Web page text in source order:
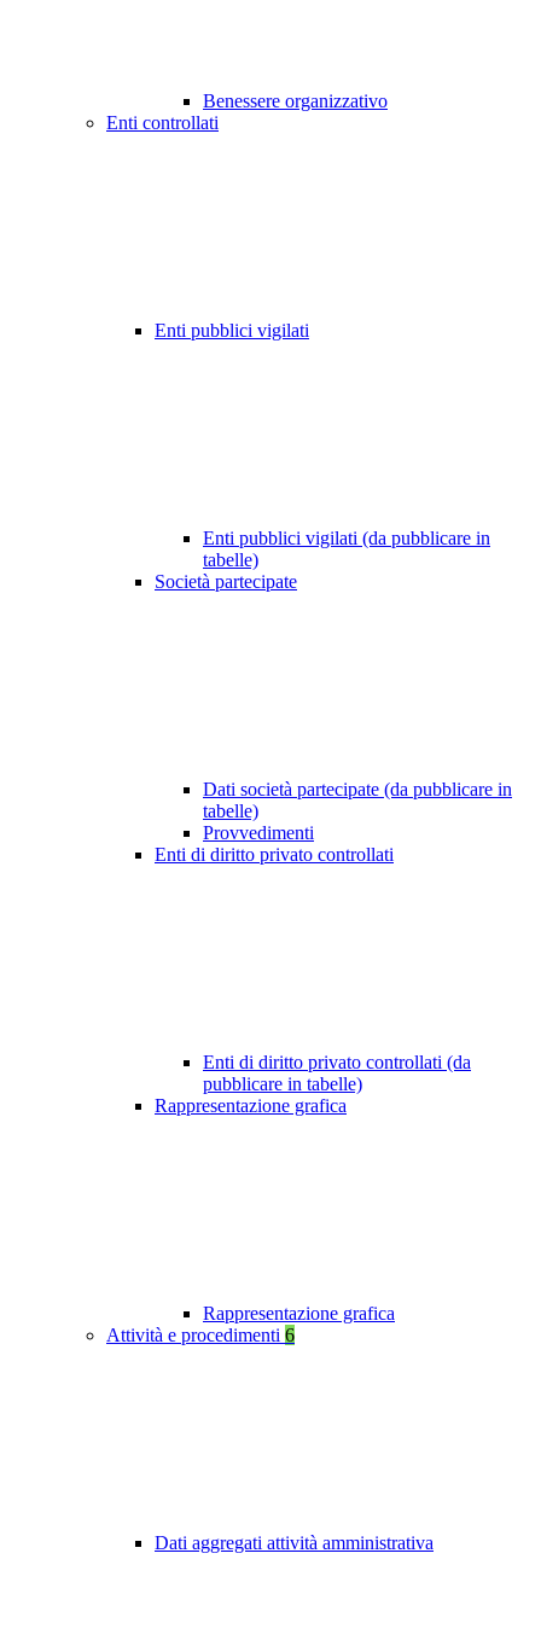
Benessere organizzativo
Enti controllati
Enti pubblici vigilati
Enti pubblici vigilati (da pubblicare in
tabelle)
Società partecipate
Dati società partecipate (da pubblicare in
tabelle)
Provvedimenti
Enti di diritto privato controllati
Enti di diritto privato controllati (da
pubblicare in tabelle)
Rappresentazione grafica
Rappresentazione grafica
Attività e procedimenti 6
Dati aggregati attività amministrativa